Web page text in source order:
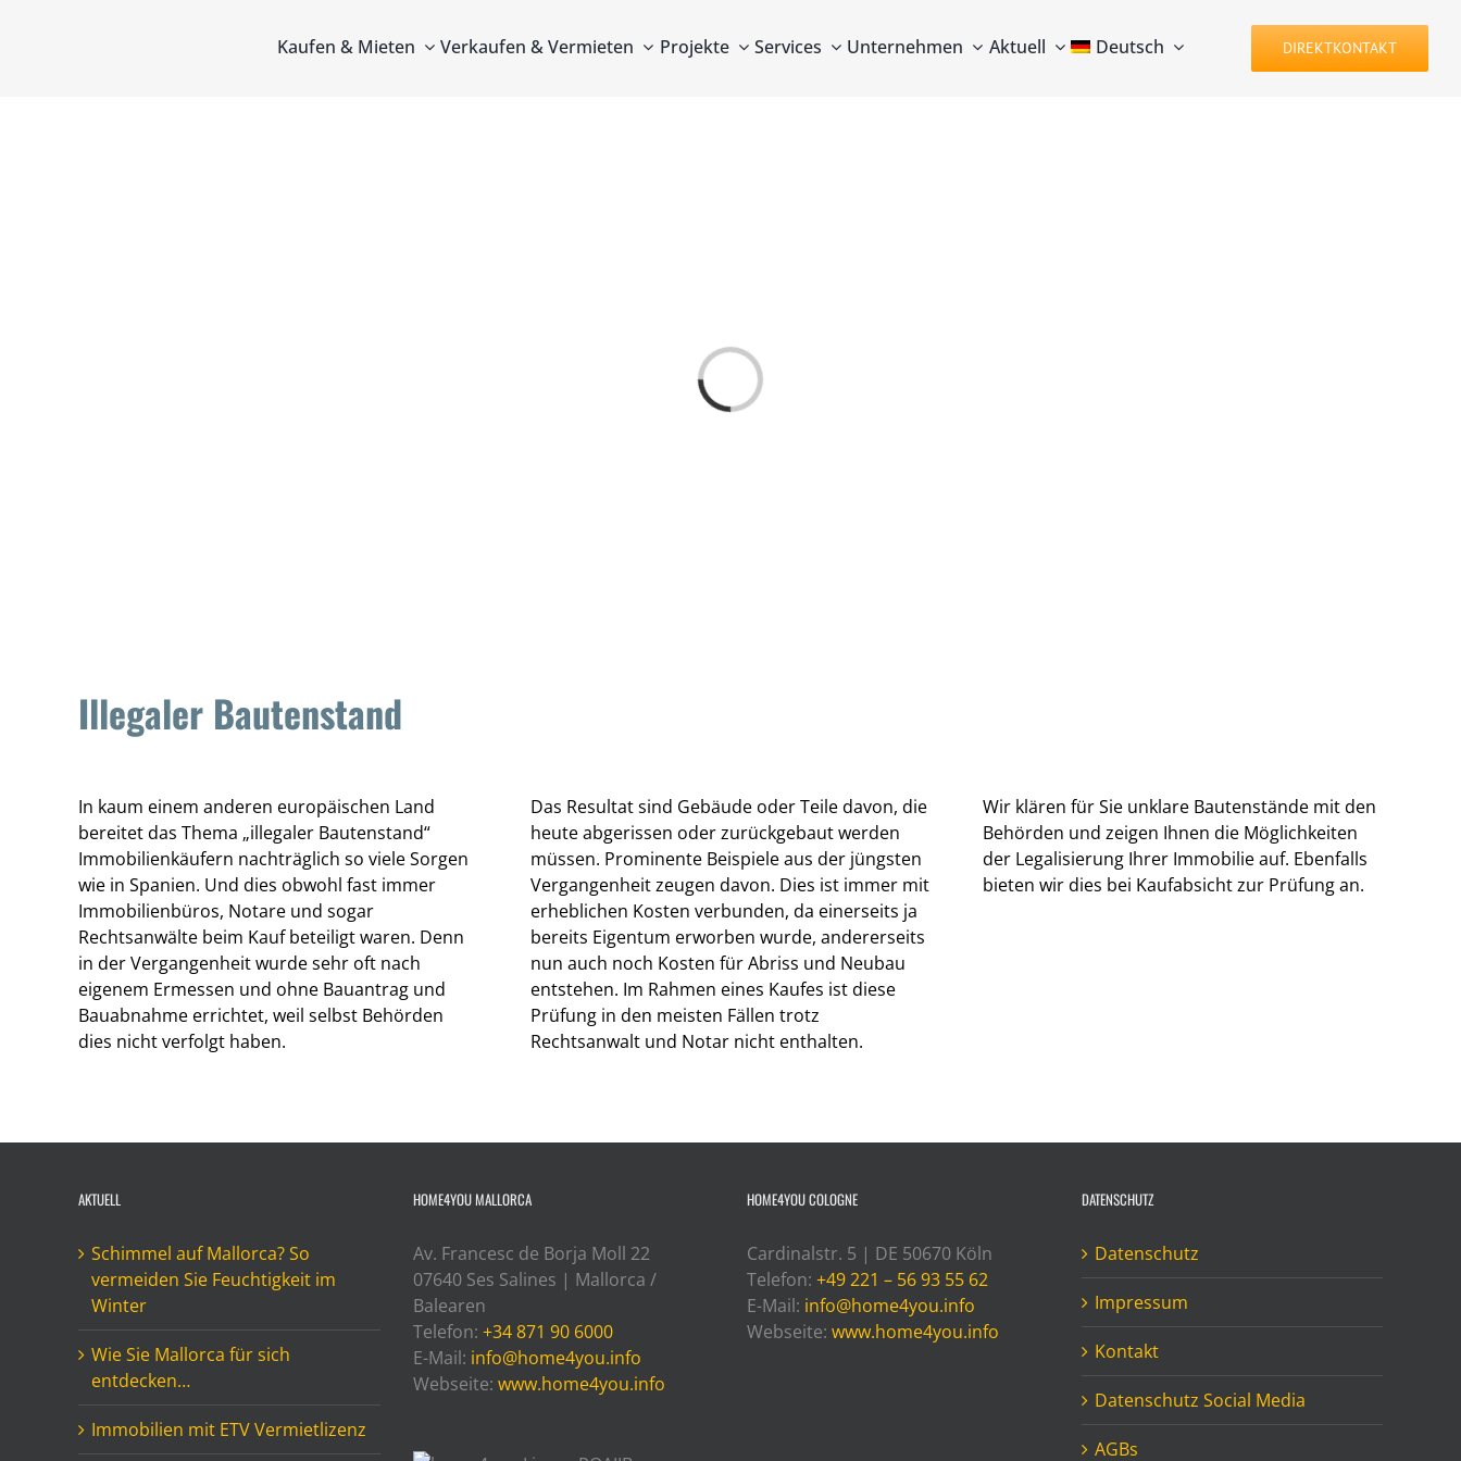
Kaufen & Mieten Verkaufen & Vermieten Projekte Services Unternehmen Aktuell Deutsch DIREKTKONTAKT
Laden...
Illegaler Bautenstand
In kaum einem anderen europäischen Land
bereitet das Thema „illegaler Bautenstand“
Immobilienkäufern nachträglich so viele Sorgen
wie in Spanien. Und dies obwohl fast immer
Immobilienbüros, Notare und sogar
Rechtsanwälte beim Kauf beteiligt waren. Denn
in der Vergangenheit wurde sehr oft nach
eigenem Ermessen und ohne Bauantrag und
Bauabnahme errichtet, weil selbst Behörden
dies nicht verfolgt haben.
Das Resultat sind Gebäude oder Teile davon, die
heute abgerissen oder zurückgebaut werden
müssen. Prominente Beispiele aus der jüngsten
Vergangenheit zeugen davon. Dies ist immer mit
erheblichen Kosten verbunden, da einerseits ja
bereits Eigentum erworben wurde, andererseits
nun auch noch Kosten für Abriss und Neubau
entstehen. Im Rahmen eines Kaufes ist diese
Prüfung in den meisten Fällen trotz
Rechtsanwalt und Notar nicht enthalten.
Wir klären für Sie unklare Bautenstände mit den
Behörden und zeigen Ihnen die Möglichkeiten
der Legalisierung Ihrer Immobilie auf. Ebenfalls
bieten wir dies bei Kaufabsicht zur Prüfung an.
AKTUELL
Schimmel auf Mallorca? So
vermeiden Sie Feuchtigkeit im
Winter
Wie Sie Mallorca für sich
entdecken…
Immobilien mit ETV Vermietlizenz
HOME4YOU MALLORCA
Av. Francesc de Borja Moll 22
07640 Ses Salines | Mallorca /
Balearen
Telefon: +34 871 90 6000
E-Mail: info@home4you.info
Webseite: www.home4you.info
HOME4YOU COLOGNE
Cardinalstr. 5 | DE 50670 Köln
Telefon: +49 221 – 56 93 55 62
E-Mail: info@home4you.info
Webseite: www.home4you.info
DATENSCHUTZ
Datenschutz
Impressum
Kontakt
Datenschutz Social Media
AGBs